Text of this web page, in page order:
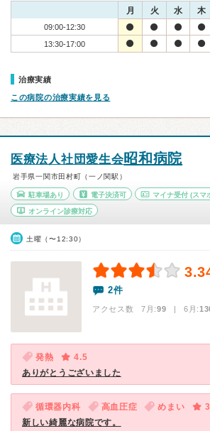
月 火 水 木
09:00-12:30
13:30-17:00
治療実績
この病院の治療実績を見る
医療法人社団愛生会昭和病院
岩手県一関市田村町（一ノ関駅）
駐車場あり 電子決済可 マイナ受付 (スマ
オンライン診療対応
土曜（〜12:30）
2件
アクセス数 7月:99 | 6月:
発熱
4.5
ありがとうございました
循環器内科 高血圧症 めまい
新しい綺麗な病院です。